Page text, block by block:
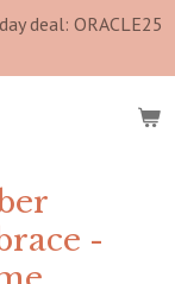
deal: ORACLE25
-